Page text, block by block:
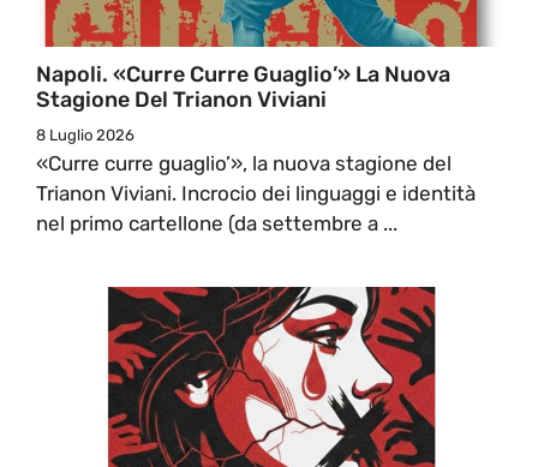
Napoli. «Curre Curre Guaglio’» La Nuova
Stagione Del Trianon Viviani
8 Luglio 2026
«Curre curre guaglio’», la nuova stagione del
Trianon Viviani. Incrocio dei linguaggi e identità
nel primo cartellone (da settembre a ...